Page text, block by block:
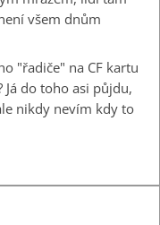
všem dnům
"řadiče" na CF kartu
Já do toho asi půjdu,
nikdy nevím kdy to